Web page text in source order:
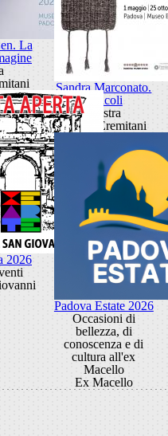
La
Sandra Marconato.
Oracoli
Mostra
Museo Eremitani
2026
Padova Estate 2026
Occasioni di
bellezza, di
conoscenza e di
cultura all'ex
Macello
Ex Macello